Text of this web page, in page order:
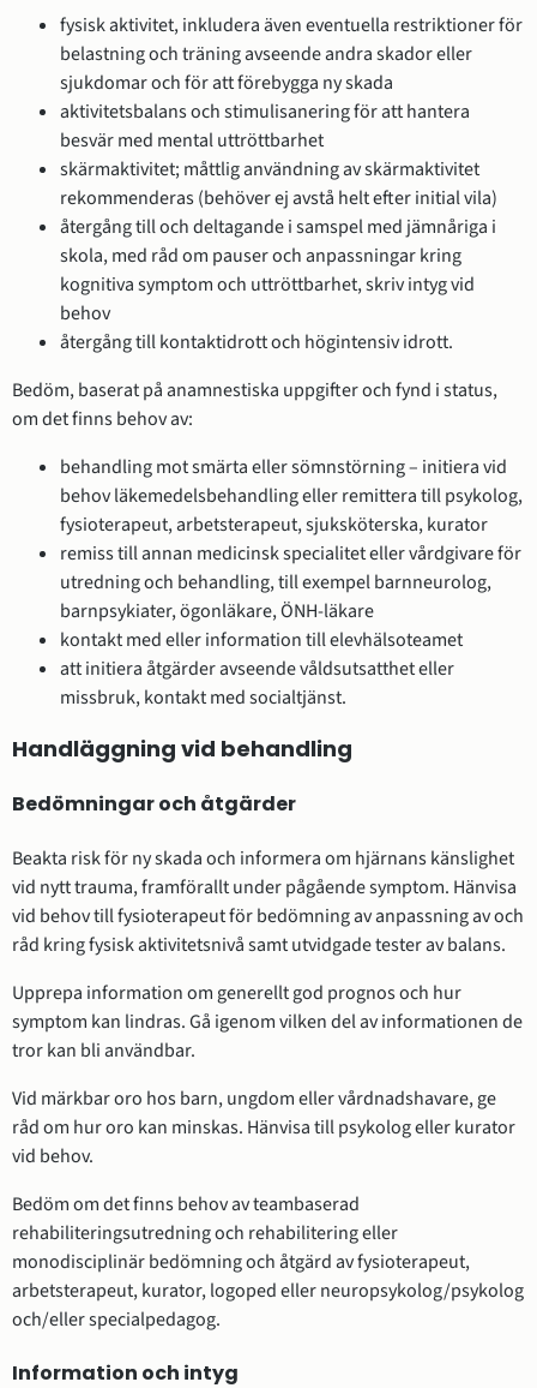
fysisk aktivitet, inkludera även eventuella restriktioner för
belastning och träning avseende andra skador eller
sjukdomar och för att förebygga ny skada
aktivitetsbalans och stimulisanering för att hantera
besvär med mental uttröttbarhet
skärmaktivitet; måttlig användning av skärmaktivitet
rekommenderas (behöver ej avstå helt efter initial vila)
återgång till och deltagande i samspel med jämnåriga i
skola, med råd om pauser och anpassningar kring
kognitiva symptom och uttröttbarhet, skriv intyg vid
behov
återgång till kontaktidrott och högintensiv idrott.
Bedöm, baserat på anamnestiska uppgifter och fynd i status,
om det finns behov av:
behandling mot smärta eller sömnstörning – initiera vid
behov läkemedelsbehandling eller remittera till psykolog,
fysioterapeut, arbetsterapeut, sjuksköterska, kurator
remiss till annan medicinsk specialitet eller vårdgivare för
utredning och behandling, till exempel barnneurolog,
barnpsykiater, ögonläkare, ÖNH-läkare
kontakt med eller information till elevhälsoteamet
att initiera åtgärder avseende våldsutsatthet eller
missbruk, kontakt med socialtjänst.
Handläggning vid behandling
Bedömningar och åtgärder
Beakta risk för ny skada och informera om hjärnans känslighet
vid nytt trauma, framförallt under pågående symptom. Hänvisa
vid behov till fysioterapeut för bedömning av anpassning av och
råd kring fysisk aktivitetsnivå samt utvidgade tester av balans.
Upprepa information om generellt god prognos och hur
symptom kan lindras. Gå igenom vilken del av informationen de
tror kan bli användbar.
Vid märkbar oro hos barn, ungdom eller vårdnadshavare, ge
råd om hur oro kan minskas. Hänvisa till psykolog eller kurator
vid behov.
Bedöm om det finns behov av teambaserad
rehabiliteringsutredning och rehabilitering eller
monodisciplinär bedömning och åtgärd av fysioterapeut,
arbetsterapeut, kurator, logoped eller neuropsykolog/psykolog
och/eller specialpedagog.
Information och intyg